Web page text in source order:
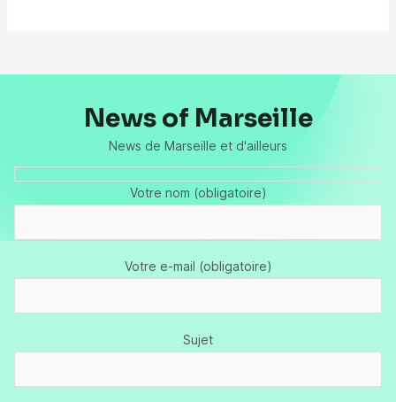
News of Marseille
News de Marseille et d'ailleurs
Votre nom (obligatoire)
Votre e-mail (obligatoire)
Sujet